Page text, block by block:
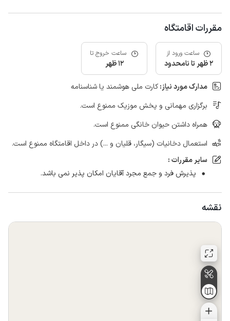
مقررات اقامتگاه
ساعت ورود از
2 ظهر تا نامحدود
ساعت خروج تا
12 ظهر
مدارک مورد نیاز:کارت ملی هوشمند یا شناسنامه
برگزاری مهمانی و پخش موزیک ممنوع است.
همراه داشتن حیوان خانگی ممنوع است.
استعمال دخانیات (سیگار، قلیان و ...) در داخل اقامتگاه ممنوع است.
سایر مقررات :
پذیرش فرد و جمع مجرد آقایان امکان پذیر نمی باشد.
نقشه